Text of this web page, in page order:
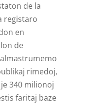
de la
registaro
en
de
rimedoj,
340 milionoj
faritaj baze